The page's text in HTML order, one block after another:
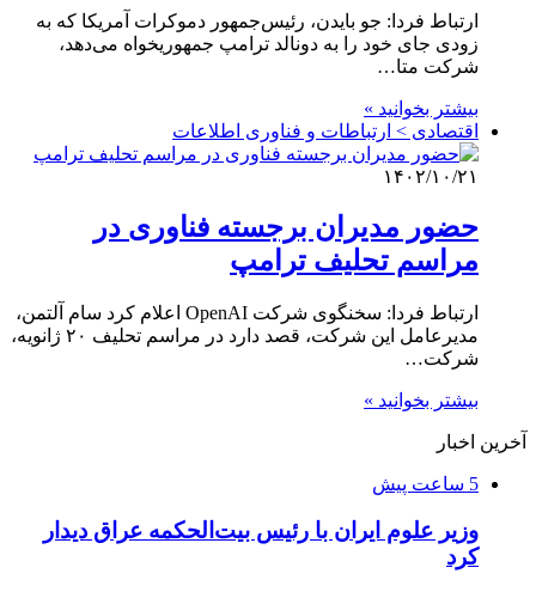
ارتباط فردا: جو بایدن، رئیس‌جمهور دموکرات آمریکا که به
زودی جای خود را به دونالد ترامپ جمهوریخواه می‌دهد،
شرکت متا…
بیشتر بخوانید »
اقتصادی > ارتباطات و فناوری اطلاعات
۱۴۰۲/۱۰/۲۱
حضور مدیران برجسته فناوری در
مراسم تحلیف ترامپ
ارتباط فردا: سخنگوی شرکت OpenAI اعلام کرد سام آلتمن،
مدیرعامل این شرکت، قصد دارد در مراسم تحلیف ۲۰ ژانویه،
شرکت…
بیشتر بخوانید »
آخرین اخبار
5 ساعت پیش
وزیر علوم ایران با رئیس بیت‌الحکمه عراق دیدار
کرد